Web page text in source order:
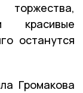
красивые
останутся
Громакова